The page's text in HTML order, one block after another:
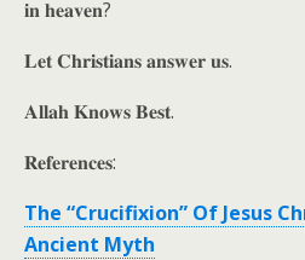
𝐢𝐧 𝐡𝐞𝐚𝐯𝐞𝐧?
𝐋𝐞𝐭 𝐂𝐡𝐫𝐢𝐬𝐭𝐢𝐚𝐧𝐬 𝐚𝐧𝐬𝐰𝐞𝐫 𝐮𝐬.
𝐀𝐥𝐥𝐚𝐡 𝐊𝐧𝐨𝐰𝐬 𝐁𝐞𝐬𝐭.
𝐑𝐞𝐟𝐞𝐫𝐞𝐧𝐜𝐞𝐬:
The “Crucifixion” Of Jesus
Ancient Myth